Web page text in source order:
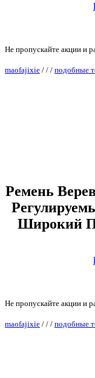
Не пропускайте акции и
maofajixie / / / подобные
Ремень
Широкий
Не пропускайте акции и
maofajixie / / / подобные